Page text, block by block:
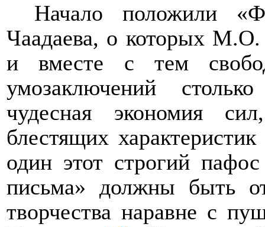
Начало положили
Чаадаева, о которых
и вместе с тем
умозаключений
чудесная экономия
блестящих
один этот строгий
письма» должны быть
творчества наравне с